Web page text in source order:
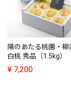
陽のあたる桃園・柳
白桃 秀品（1.5kg）
¥ 7,200